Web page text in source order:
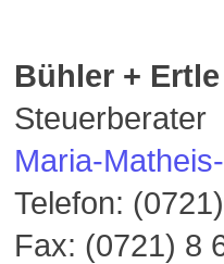
Bühler + Ertle
Steuerberater
Maria-
Telefon:
Fax: (0721) 8